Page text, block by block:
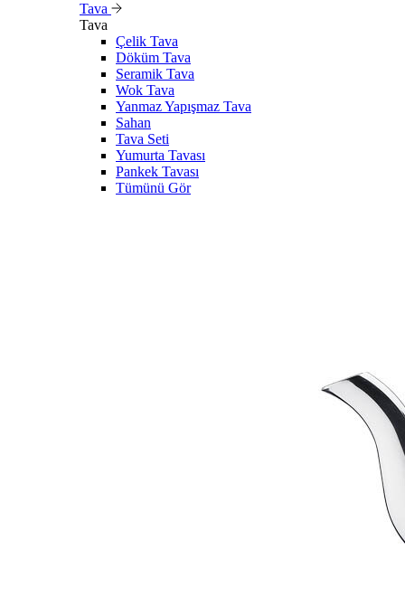
Tava
Tava
Çelik Tava
Döküm Tava
Seramik Tava
Wok Tava
Yanmaz Yapışmaz Tava
Sahan
Tava Seti
Yumurta Tavası
Pankek Tavası
Tümünü Gör